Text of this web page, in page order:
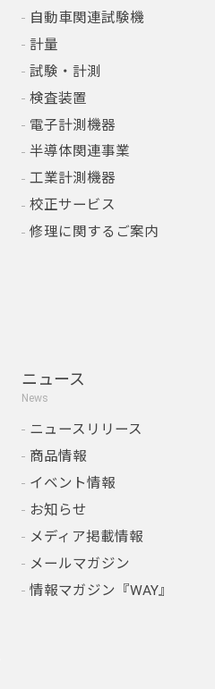
自動車関連試験機
計量
試験・計測
検査装置
電子計測機器
半導体関連事業
工業計測機器
校正サービス
修理に関するご案内
ニュース
News
ニュースリリース
商品情報
イベント情報
お知らせ
メディア掲載情報
メールマガジン
情報マガジン『WAY』